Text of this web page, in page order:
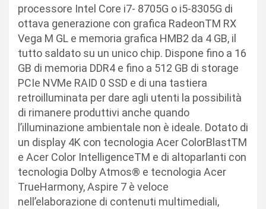
processore Intel Core i7- 8705G o i5-8305G di
ottava generazione con grafica RadeonTM RX
Vega M GL e memoria grafica HMB2 da 4 GB, il
tutto saldato su un unico chip. Dispone fino a 16
GB di memoria DDR4 e fino a 512 GB di storage
PCIe NVMe RAID 0 SSD e di una tastiera
retroilluminata per dare agli utenti la possibilità
di rimanere produttivi anche quando
l’illuminazione ambientale non è ideale. Dotato di
un display 4K con tecnologia Acer ColorBlastTM
e Acer Color IntelligenceTM e di altoparlanti con
tecnologia Dolby Atmos® e tecnologia Acer
TrueHarmony, Aspire 7 è veloce
nell’elaborazione di contenuti multimediali,